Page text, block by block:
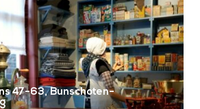
47-63 Bunschoten-